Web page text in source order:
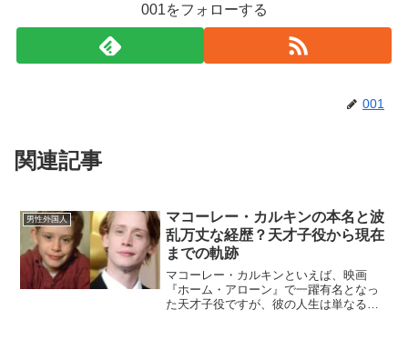
001をフォローする
001
関連記事
男性外国人
マコーレー・カルキンの本名と波
乱万丈な経歴？天才子役から現在
までの軌跡
マコーレー・カルキンといえば、映画
『ホーム・アローン』で一躍有名となっ
た天才子役ですが、彼の人生は単なる成